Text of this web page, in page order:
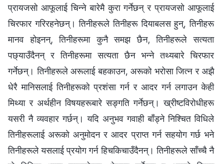
प्रायजसो आफूलाई चिन्‍ने बारेमै कुरा गर्नेछन् र प्रायजसो आफूलाई
चिरफार गरिरहनेछन्। तिनीहरूले तिनीहरू दियाबलस हुन्, तिनीहरू
मानव होइनन्, तिनीहरूमा कुनै समझ छैन, तिनीहरूले सत्यता
पछ्याउँदैनन् र तिनीहरूमा सत्यता छैन भन्‍ने तथ्यबारे चिरफार
गर्नेछन्। तिनीहरूले अरूलाई बहकाउन, अरूको भरोसा जित्न र अझै
धेरै मानिसलाई तिनीहरूको प्रशंसा गर्न र आदर गर्न लगाउन केही
मिथ्या र अर्थहीन विषयहरूबारे सङ्गति गर्नेछन्। ख्रीष्टविरोधीहरू
यसरी नै व्यवहार गर्छन्। यदि अनुभव गवाही बाँड्ने निश्‍चित विधिले
तिनीहरूलाई अरूको अनुमोदन र आदर प्राप्त गर्न सहयोग गर्छ भने
तिनीहरूले यसलाई प्रयोग गर्न हिचकिचाउँदैनन्। तिनीहरूले साँच्‍चै नै